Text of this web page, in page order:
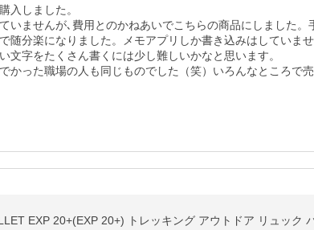
入しました。
いませんが､費用とのかねあいでこちらの商品にしました。
随分楽になりました。メモアプリしか書き込みはしていま
文字をたくさん書くには少し難しいかなと思います。
かった職場の人も同じものでした（笑）いろんなところで売
EXP 20+(EXP 20+) トレッキング アウトドア リュック